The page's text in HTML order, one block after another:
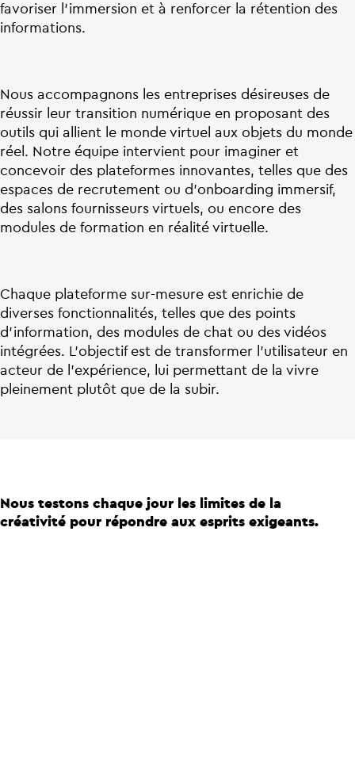
favoriser l’immersion et à renforcer la rétention des
informations.
Nous accompagnons les entreprises désireuses de
réussir leur transition numérique en proposant des
outils qui allient le monde virtuel aux objets du monde
réel. Notre équipe intervient pour imaginer et
concevoir des plateformes innovantes, telles que des
espaces de recrutement ou d’onboarding immersif,
des salons fournisseurs virtuels, ou encore des
modules de formation en réalité virtuelle.
Chaque plateforme sur-mesure est enrichie de
diverses fonctionnalités, telles que des points
d’information, des modules de chat ou des vidéos
intégrées. L’objectif est de transformer l’utilisateur en
acteur de l’expérience, lui permettant de la vivre
pleinement plutôt que de la subir.
Nous testons chaque jour les limites de la
créativité pour répondre aux esprits exigeants.